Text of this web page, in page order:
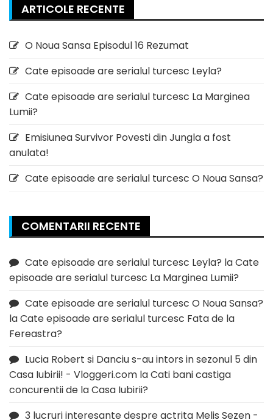
ARTICOLE RECENTE
O Noua Sansa Episodul 16 Rezumat
Cate episoade are serialul turcesc Leyla?
Cate episoade are serialul turcesc La Marginea
Lumii?
Emisiunea Survivor Povesti din Jungla a fost
anulata!
Cate episoade are serialul turcesc O Noua Sansa?
COMENTARII RECENTE
Cate episoade are serialul turcesc Leyla? laCate
episoade are serialul turcesc La Marginea Lumii?
Cate episoade are serialul turcesc O Noua Sansa?
laCate episoade are serialul turcesc Fata de la
Fereastra?
Lucia Robert si Danciu s-au intors in sezonul 5 din
Casa Iubirii! - Vloggeri.com laCati bani castiga
concurentii de la Casa Iubirii?
3 lucruri interesante despre actrita Melis Sezen -